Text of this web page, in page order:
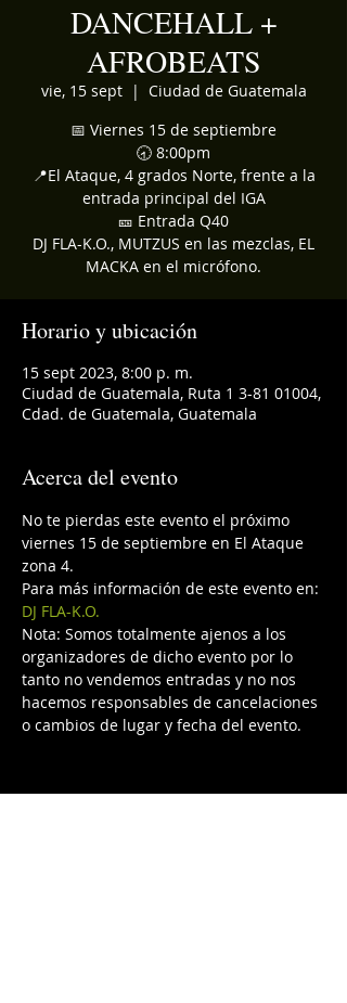
DANCEHALL +
AFROBEATS
vie, 15 sept
  |
Ciudad de Guatemala
📅 Viernes 15 de septiembre
🕣 8:00pm
📍El Ataque, 4 grados Norte, frente a la
entrada principal del IGA
🎫 Entrada Q40
DJ FLA-K.O., MUTZUS en las mezclas, EL
MACKA en el micrófono.
Horario y ubicación
15 sept 2023, 8:00 p. m.
Ciudad de Guatemala, Ruta 1 3-81 01004,
Cdad. de Guatemala, Guatemala
Acerca del evento
No te pierdas este evento el próximo
viernes 15 de septiembre en El Ataque
zona 4.
Para más información de este evento en:
DJ FLA-K.O.
Nota: Somos totalmente ajenos a los
organizadores de dicho evento por lo
tanto no vendemos entradas y no nos
hacemos responsables de cancelaciones
o cambios de lugar y fecha del evento.